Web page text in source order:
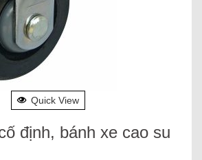
Quick View
định, bánh xe cao su